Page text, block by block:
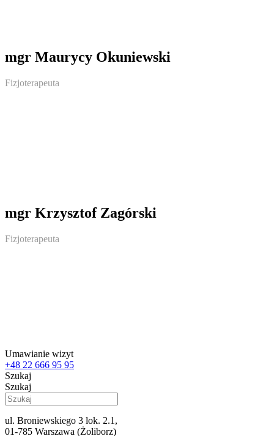
mgr Maurycy Okuniewski
Fizjoterapeuta
mgr Krzysztof Zagórski
Fizjoterapeuta
Umawianie wizyt
+48 22 666 95 95
Szukaj
Szukaj
ul. Broniewskiego 3 lok. 2.1,
01-785 Warszawa (Żoliborz)